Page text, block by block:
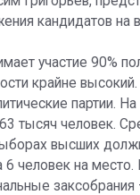
кандидатов на
участие 90%
крайне
партии.
тысяч человек.
высших
6 человек на